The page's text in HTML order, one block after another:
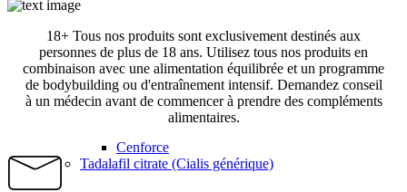
Cenforce
Tadalafil citrate (Cialis générique)
18+ Tous nos produits sont exclusivement destinés aux
personnes de plus de 18 ans. Utilisez tous nos produits en
combinaison avec une alimentation équilibrée et un programme
de bodybuilding ou d'entraînement intensif. Demandez conseil
à un médecin avant de commencer à prendre des compléments
alimentaires.